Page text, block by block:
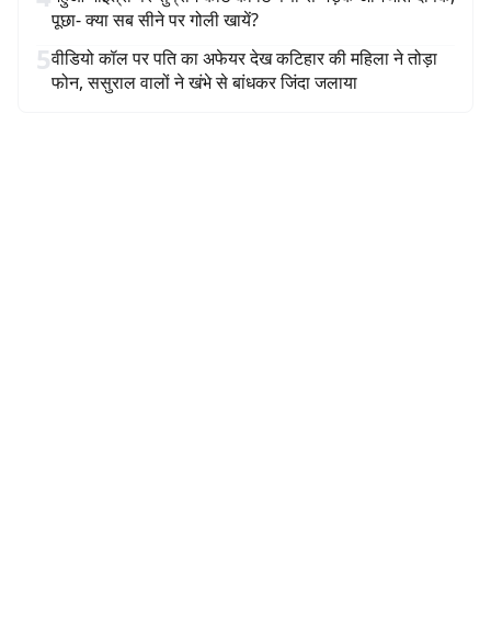
पूछा- क्या सब सीने पर गोली खायें?
5वीडियो कॉल पर पति का अफेयर देख कटिहार की महिला ने तोड़ा
फोन, ससुराल वालों ने खंभे से बांधकर जिंदा जलाया